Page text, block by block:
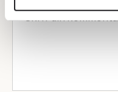
annons- och
Dessa kan i sin tur